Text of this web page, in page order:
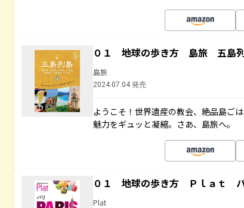
０１ 地球の歩き方 島旅 五島
島旅
2024.07.04 発売
ようこそ！世界遺産の教会、絶品島ご
魅力をギュッと凝縮。さあ、島旅へ。
０１ 地球の歩き方 Ｐｌａｔ
Plat